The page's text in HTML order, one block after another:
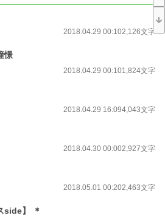
)
2018.04.29 00:102,126文字
憬
2018.04.29 00:101,824文字
2018.04.29 16:094,043文字
2018.04.30 00:002,927文字
2018.05.01 00:202,463文字
side】 ＊